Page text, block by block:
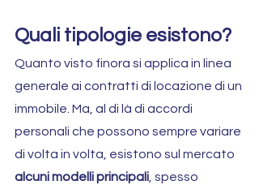
Quali tipologie esistono?
Quanto visto finora si applica in linea
generale ai contratti di locazione di un
immobile. Ma, al di là di accordi
personali che possono sempre variare
di volta in volta, esistono sul mercato
alcuni modelli principali , spesso